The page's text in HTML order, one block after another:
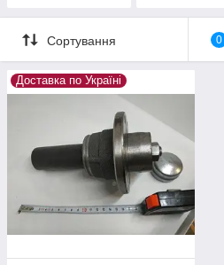
Сортування 0
Доставка по Україні